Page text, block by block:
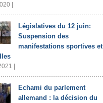
|
Législatives du 12 juin:
Suspension des
manifestations sportives et
|
Echami du parlement
allemand : la décision du